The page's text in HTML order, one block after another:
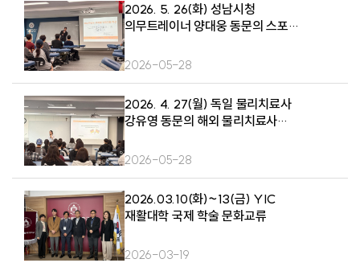
2026. 5. 26(화) 성남시청
의무트레이너 양대웅 동문의 스포츠
2026-05-28
2026. 4. 27(월) 독일 물리치료사
강유영 동문의 해외 물리치료사
2026-05-28
2026.03.10(화)~13(금) YIC
재활대학 국제 학술 문화교류
2026-03-19